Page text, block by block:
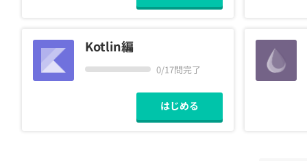
Kotlin編
0/17問完了
はじめる